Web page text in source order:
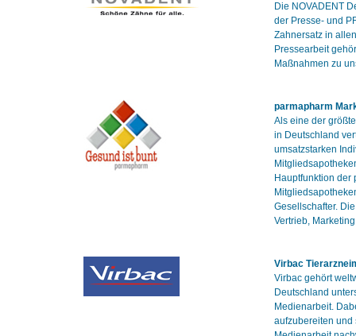
Die NOVADENT
der Presse- und
Zahnersatz in
Pressearbeit
Maßnahmen zu
parmapharm
Als eine der
in Deutschland
umsatzstarken
Hauptfunktion der
Gesellschafter.
Vertrieb,
Virbac
Virbac gehört
Deutschland
Medienarbeit.
aufzubereiten und